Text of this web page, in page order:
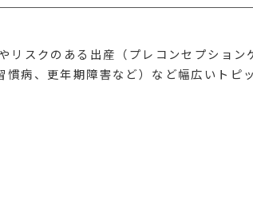
スクのある出産（プレコンセプション
病、更年期障害など）など幅広いトピ